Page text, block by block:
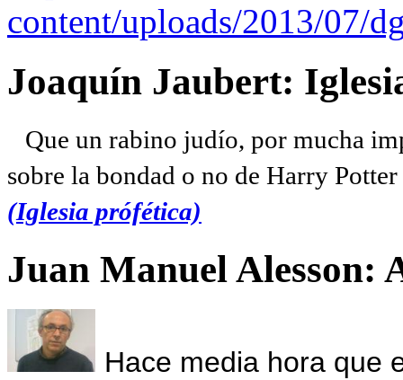
content/uploads/2013/07/
Joaquín Jaubert:
Que un rabino judío, por mucha
sobre la bondad o no de Harry
(Iglesia prófética)
Juan Manuel Alesson:
Hace media hora que